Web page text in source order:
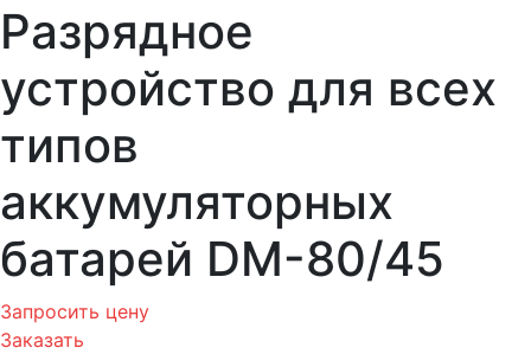
Разрядное
устройство для всех
типов
аккумуляторных
батарей DM-80/45
Запросить цену
Заказать